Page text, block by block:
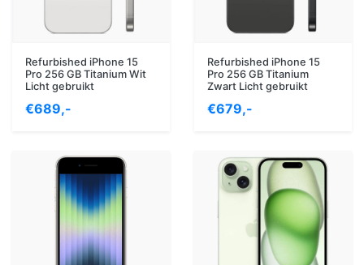
Refurbished iPhone 15
Pro 256 GB Titanium Wit
Licht gebruikt
€689,-
Refurbished iPhone 15
Pro 256 GB Titanium
Zwart Licht gebruikt
€679,-